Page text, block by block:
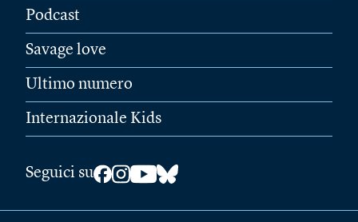
Podcast
Savage love
Ultimo numero
Internazionale Kids
Seguici su